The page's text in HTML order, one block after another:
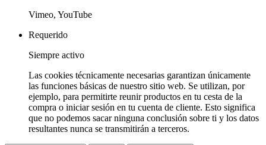
Vimeo, YouTube
Requerido
Siempre activo
Las cookies técnicamente necesarias garantizan únicamente
las funciones básicas de nuestro sitio web. Se utilizan, por
ejemplo, para permitirte reunir productos en tu cesta de la
compra o iniciar sesión en tu cuenta de cliente. Esto significa
que no podemos sacar ninguna conclusión sobre ti y los datos
resultantes nunca se transmitirán a terceros.